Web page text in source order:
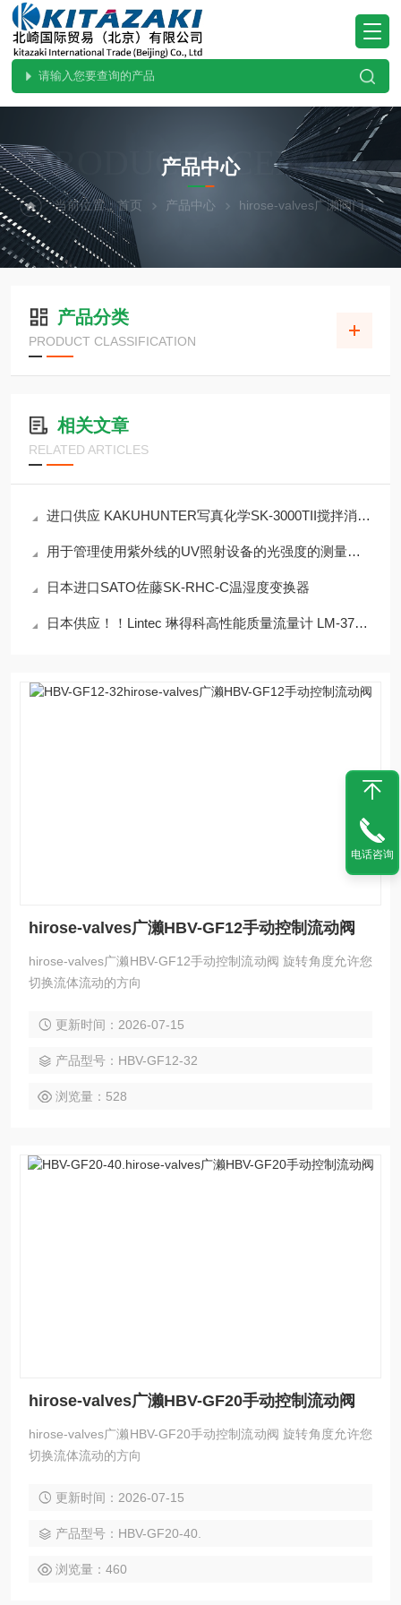
PRODUCTS CENTER
产品中心
当前位置：首页 产品中心 hirose-valves广濑阀门
产品分类
PRODUCT CLASSIFICATION
相关文章
RELATED ARTICLES
进口供应 KAKUHUNTER写真化学SK-3000TII搅拌消泡机
用于管理使用紫外线的UV照射设备的光强度的测量装置 UV-M10-P
日本进口SATO佐藤SK-RHC-C温湿度变换器
日本供应！！Lintec 琳得科高性能质量流量计 LM-3712L
hirose-valves广濑HBV-GF12手动控制流动阀
hirose-valves广濑HBV-GF12手动控制流动阀 旋转角度允许您
切换流体流动的方向
更新时间：2026-07-15
产品型号：HBV-GF12-32
浏览量：528
hirose-valves广濑HBV-GF20手动控制流动阀
hirose-valves广濑HBV-GF20手动控制流动阀 旋转角度允许您
切换流体流动的方向
更新时间：2026-07-15
产品型号：HBV-GF20-40.
浏览量：460
电话咨询